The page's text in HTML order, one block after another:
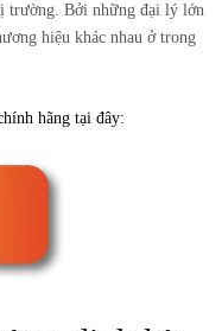
trường. Bởi những đại lý lớn
hiệu khác nhau ở trong
hãng tại đây: